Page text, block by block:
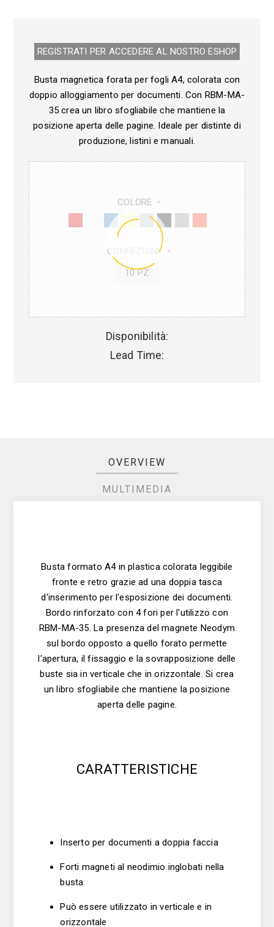
REGISTRATI PER ACCEDERE AL NOSTRO E­SHOP
Busta magnetica forata per fogli A4, colorata con
doppio alloggiamento per documenti. Con RBM-MA-
35 crea un libro sfogliabile che mantiene la
posizione aperta delle pagine. Ideale per distinte di
produzione, listini e manuali.
COLORE *
CONFEZIONE *
10 PZ
Disponibilità:
Lead Time:
OVERVIEW
MULTIMEDIA
Busta formato A4 in plastica colorata leggibile
fronte e retro grazie ad una doppia tasca
d'inserimento per l'esposizione dei documenti.
Bordo rinforzato con 4 fori per l'utilizzo con
RBM-MA-35. La presenza del magnete Neodym
sul bordo opposto a quello forato permette
l'apertura, il fissaggio e la sovrapposizione delle
buste sia in verticale che in orizzontale. Si crea
un libro sfogliabile che mantiene la posizione
aperta delle pagine.
CARATTERISTICHE
Inserto per documenti a doppia faccia
Forti magneti al neodimio inglobati nella
busta
Può essere utilizzato in verticale e in
orizzontale